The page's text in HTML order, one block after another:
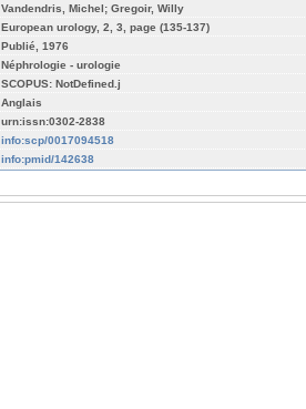
Vandendris, Michel; Gregoir, Willy
European urology, 2, 3, page (135-137)
Publié, 1976
Néphrologie - urologie
SCOPUS: NotDefined.j
Anglais
urn:issn:0302-2838
info:scp/0017094518
info:pmid/142638